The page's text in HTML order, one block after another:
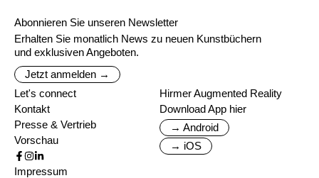
Abonnieren Sie unseren Newsletter
Erhalten Sie monatlich News zu neuen Kunstbüchern
und exklusiven Angeboten.
Jetzt anmelden →
Let's connect
Kontakt
Presse & Vertrieb
Vorschau
Hirmer Augmented Reality
Download App hier
→ Android
→ iOS
Impressum